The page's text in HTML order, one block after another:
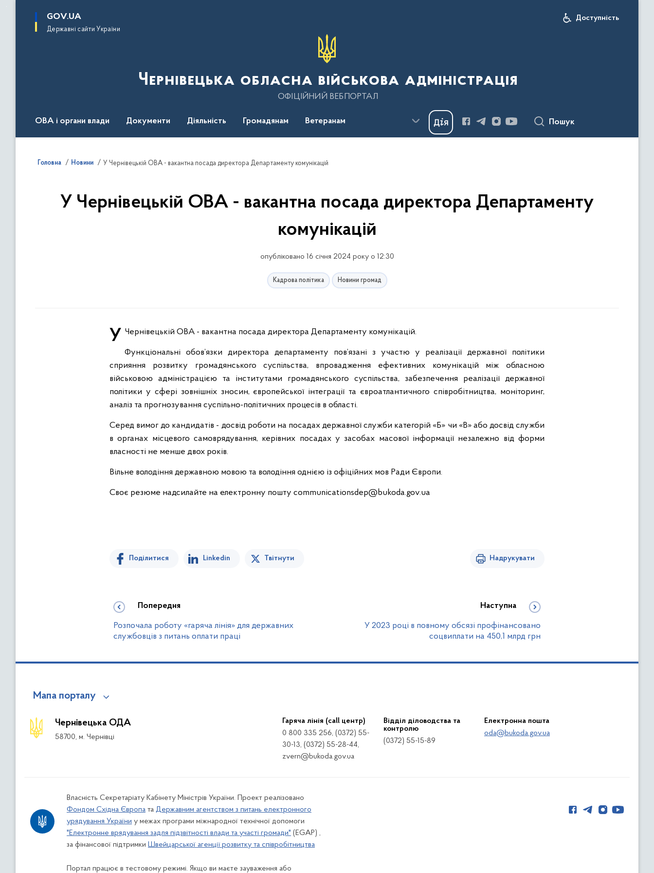
основного
GOV.UA
Державні сайти України
Доступність
Чернівецька обласна військова адміністрація
ОФІЦІЙНИЙ ВЕБПОРТАЛ
ОВА і органи влади Документи Діяльність Громадянам Ветеранам Пошук
Головна Новини У Чернівецькій ОВА - вакантна посада директора Департаменту комунікацій
У Чернівецькій ОВА - вакантна посада директора Департаменту
комунікацій
опубліковано 16 січня 2024 року о 12:30
Кадрова політика Новини громад
У Чернівецькій ОВА - вакантна посада директора Департаменту комунікацій.
Функціональні обов’язки директора департаменту пов’язані з участю у реалізації державної політики
сприяння розвитку громадянського суспільства, впровадження ефективних комунікацій між обласною
військовою адміністрацією та інститутами громадянського суспільства, забезпечення реалізації державної
політики у сфері зовнішніх зносин, європейської інтеграції та євроатлантичного співробітництва, моніторинг,
аналіз та прогнозування суспільно-політичних процесів в області.
Серед вимог до кандидатів - досвід роботи на посадах державної служби категорій «Б» чи «В» або досвід служби
в органах місцевого самоврядування, керівних посадах у засобах масової інформації незалежно від форми
власності не менше двох років.
Вільне володіння державною мовою та володіння однією із офіційних мов Ради Європи.
Своє резюме надсилайте на електронну пошту communicationsdep@bukoda.gov.ua
Поділитися Linkedin Твітнути Надрукувати
Попередня
Розпочала роботу «гаряча лінія» для державних
службовців з питань оплати праці
Наступна
У 2023 році в повному обсязі профінансовано
соцвиплати на 450,1 млрд грн
Мапа порталу
Чернівецька ОДА
58700, м. Чернівці
Гаряча лінія (call центр)
0 800 335 256, (0372) 55-
30-13, (0372) 55-28-44,
zvern@bukoda.gov.ua
Відділ діловодства та
контролю
(0372) 55-15-89
Електронна пошта
oda@bukoda.gov.ua
Власність Секретаріату Кабінету Міністрів України. Проект реалізовано
Фондом Східна Європа та Державним агентством з питань електронного
урядування України у межах програми міжнародної технічної допомоги
"Електронне врядування задля підзвітності влади та участі громади" (EGAP) ,
за фінансової підтримки Швейцарської агенції розвитку та співробітництва
Портал працює в тестовому режимі. Якщо ви маєте зауваження або